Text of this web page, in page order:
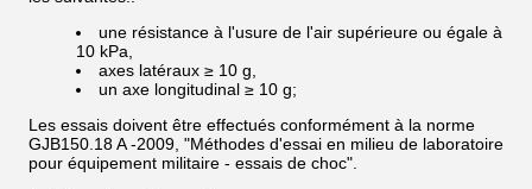
une résistance à l'usure de l'air supérieure ou égale à
10 kPa,
axes latéraux ≥ 10 g,
un axe longitudinal ≥ 10 g;
Les essais doivent être effectués conformément à la norme
GJB150.18 A -2009, "Méthodes d'essai en milieu de laboratoire
pour équipement militaire - essais de choc".